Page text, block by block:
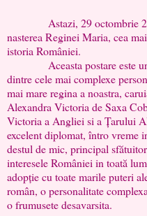
Astazi, 29 octombrie
nasterea Reginei Maria, cea
istoria României.
Aceasta postare este un
dintre cele mai complexe
mai mare regina a noastra,
Alexandra Victoria de Saxa
Victoria a Angliei si a Țarului
excelent diplomat, întro vreme
destul de mic, principal
interesele României in toată
adopție cu toate marile puteri
român, o personalitate
o frumusete desavarsita.